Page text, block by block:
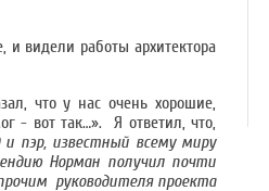
видели работы архитектора
что у нас очень хорошие,
- вот так…». Я ответил, что,
пэр, известный всему миру
Норман получил почти
руководителя проекта